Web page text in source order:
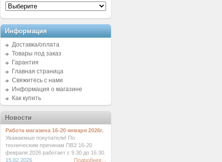
Информация
Доставка/оплата
Товары под заказ
Гарантия
Главная страница
Свяжитесь с нами
Информация о магазине
Как купить
Новости
Работа магазина 16-20 января 2026г.
Уважаемые покупатели! По
техническим причинам ПВЗ 16-20
февраля 2026 работает с 9.30 до 16.30.
15.02.2026
Подробнее...